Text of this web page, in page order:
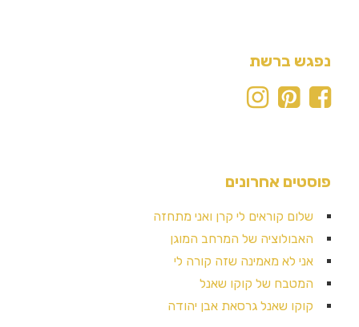
נפגש ברשת
פוסטים אחרונים
שלום קוראים לי קרן ואני מתחזה
האבולוציה של המרחב המוגן
אני לא מאמינה שזה קורה לי
המטבח של קוקו שאנל
קוקו שאנל גרסאת אבן יהודה